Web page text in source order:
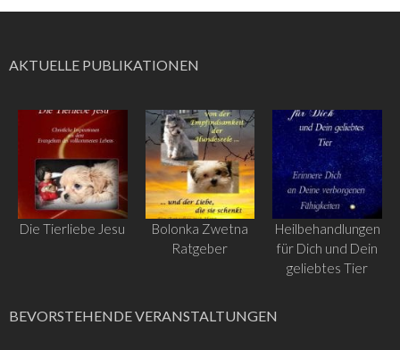
AKTUELLE PUBLIKATIONEN
Die Tierliebe Jesu
Bolonka Zwetna
Ratgeber
Heilbehandlungen
für Dich und Dein
geliebtes Tier
BEVORSTEHENDE VERANSTALTUNGEN